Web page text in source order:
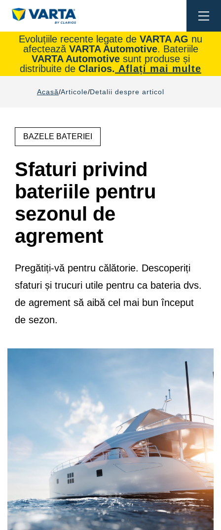
Evoluțiile recente legate de VARTA AG nu
afectează VARTA Automotive. Bateriile
VARTA Automotivesunt produse și
distribuite de Clarios. Aflați mai multe
Acasă Articole Detalii despre articol
BAZELE BATERIEI
Sfaturi privind
bateriile pentru
sezonul de
agrement
Pregătiți-vă pentru călătorie. Descoperiți
sfaturi și trucuri utile pentru ca bateria dvs.
de agrement să aibă cel mai bun început
de sezon.